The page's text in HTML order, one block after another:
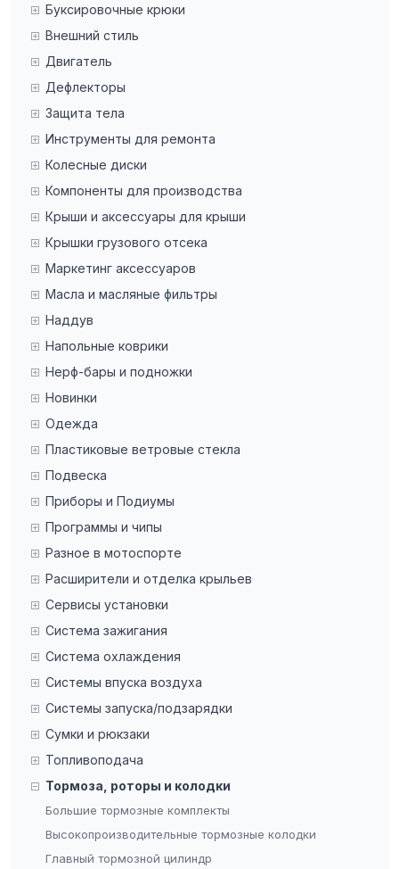
Буксировочные крюки
Внешний стиль
Двигатель
Дефлекторы
Защита тела
Инструменты для ремонта
Колесные диски
Компоненты для производства
Крыши и аксессуары для крыши
Крышки грузового отсека
Маркетинг аксессуаров
Масла и масляные фильтры
Наддув
Напольные коврики
Нерф-бары и подножки
Новинки
Одежда
Пластиковые ветровые стекла
Подвеска
Приборы и Подиумы
Программы и чипы
Разное в мотоспорте
Расширители и отделка крыльев
Сервисы установки
Система зажигания
Система охлаждения
Системы впуска воздуха
Системы запуска/подзарядки
Сумки и рюкзаки
Топливоподача
Тормоза, роторы и колодки
Большие тормозные комплекты
Высокопроизводительные тормозные колодки
Главный тормозной цилиндр